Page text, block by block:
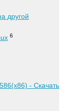
другой
6
- Скачать